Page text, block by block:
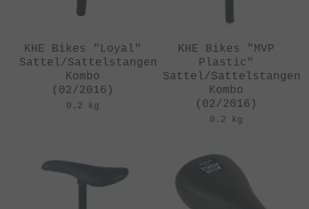
KHE Bikes "Loyal"
Sattel/Sattelstangen
Kombo
(02/2016)
0.2 kg
KHE Bikes "MVP
Plastic"
Sattel/Sattelstangen
Kombo
(02/2016)
0.2 kg